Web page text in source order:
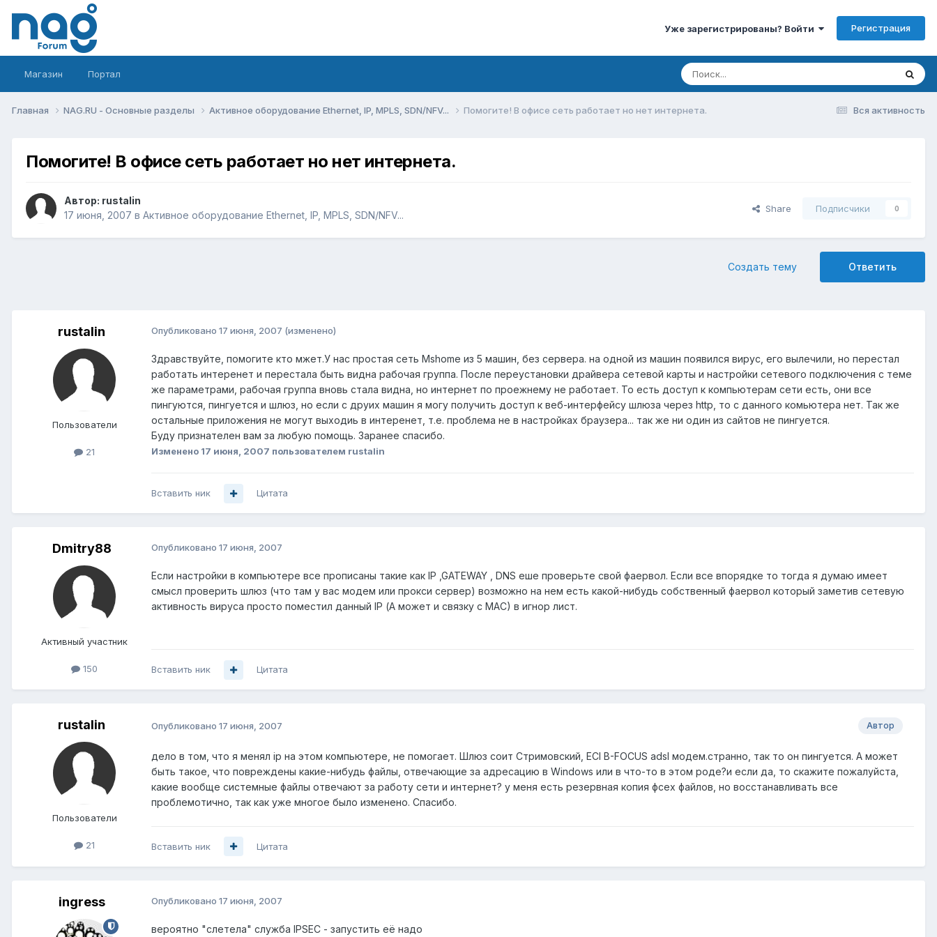
Уже зарегистрированы? Войти Регистрация
Магазин Портал
Вся активность
Главная NAG.RU - Основные разделы Активное оборудование Ethernet, IP, MPLS, SDN/NFV... Помогите! В офисе сеть работает но нет интернета.
Помогите! В офисе сеть работает но нет интернета.
Автор: rustalin
17 июня, 2007 в Активное оборудование Ethernet, IP, MPLS, SDN/NFV...
Share Подписчики 0
Ответить
Создать тему
rustalin
Пользователи
21
Опубликовано 17 июня, 2007 (изменено)
Здравствуйте, помогите кто мжет.У нас простая сеть Mshome из 5 машин, без сервера. на одной из машин появился вирус, его вылечили, но перестал
работать интеренет и перестала быть видна рабочая группа. После переустановки драйвера сетевой карты и настройки сетевого подключения с теме
же параметрами, рабочая группа вновь стала видна, но интернет по проежнему не работает. То есть доступ к компьютерам сети есть, они все
пингуются, пингуется и шлюз, но если с друих машин я могу получить доступ к веб-интерфейсу шлюза через http, то с данного комьютера нет. Так же
остальные приложения не могут выходиь в интеренет, т.е. проблема не в настройках браузера... так же ни один из сайтов не пингуется.
Буду признателен вам за любую помощь. Заранее спасибо.
Изменено 17 июня, 2007 пользователем rustalin
Вставить ник Цитата
Dmitry88
Активный участник
150
Опубликовано 17 июня, 2007
Если настройки в компьютере все прописаны такие как IP ,GATEWAY , DNS еше проверьте свой фаервол. Если все впорядке то тогда я думаю имеет
смысл проверить шлюз (что там у вас модем или прокси сервер) возможно на нем есть какой-нибудь собственный фаервол который заметив сетевую
активность вируса просто поместил данный IP (А может и связку c MAC) в игнор лист.
Вставить ник Цитата
rustalin
Пользователи
21
Автор
Опубликовано 17 июня, 2007
дело в том, что я менял ip на этом компьютере, не помогает. Шлюз соит Стримовский, ECI B-FOCUS adsl модем.странно, так то он пингуется. А может
быть такое, что повреждены какие-нибудь файлы, отвечающие за адресацию в Windows или в что-то в этом роде?и если да, то скажите пожалуйста,
какие вообще системные файлы отвечают за работу сети и интернет? у меня есть резервная копия фсех файлов, но восстанавливать все
проблемотично, так как уже многое было изменено. Спасибо.
Вставить ник Цитата
ingress Опубликовано 17 июня, 2007
вероятно "слетела" служба IPSEC - запустить её надо